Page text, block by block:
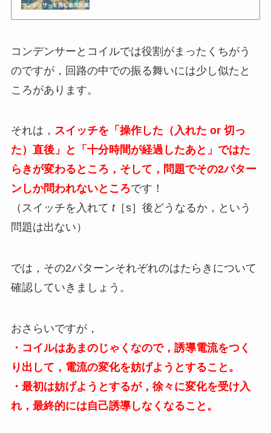
コンデンサーとコイルでは役割がまったくちがう
のですが，回路の中での振る舞いには少し似たと
ころがあります。
それは， スイッチを「操作した（入れた or 切っ
た）直後」と「十分時間が経過したあと」ではた
らきが変わるところ，そして，問題でその2パター
ンしか問われないところです！
（スイッチを入れて t［s］後どうなるか，という
問題は出ない）
では，その2パターンそれぞれのはたらきについて
確認していきましょう。
おさらいですが，
・コイルはあまのじゃくなので，誘導電流をつく
り出して，電流の変化を妨げようとすること。
・最初は妨げようとするが，徐々に変化を受け入
れ，最終的には自己誘導しなくなること。